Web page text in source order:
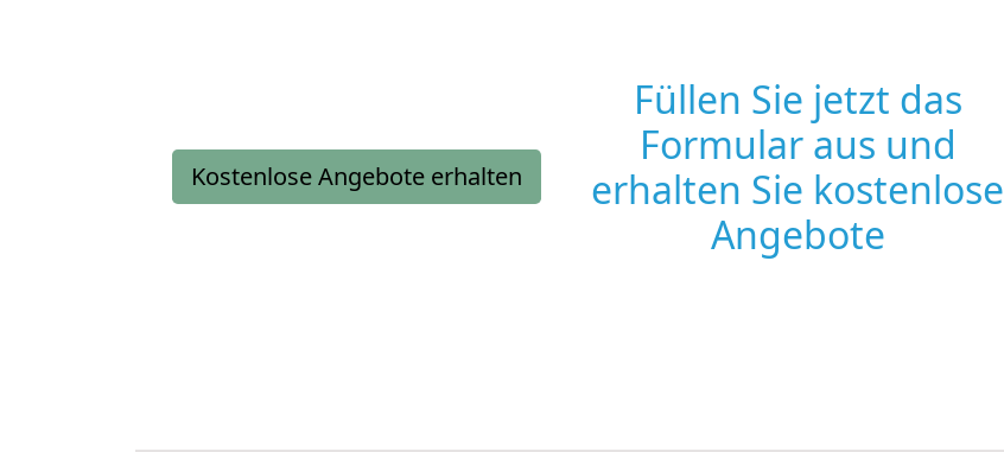
Kostenlose Angebote erhalten
Füllen Sie jetzt das
Formular aus und
erhalten Sie kostenlose
Angebote